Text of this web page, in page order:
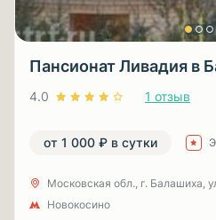
Пансионат Ливадия в
4.0 1 отзыв
от 1 000 ₽ в сутки
Московская обл., г. Балашиха,
Новокосино